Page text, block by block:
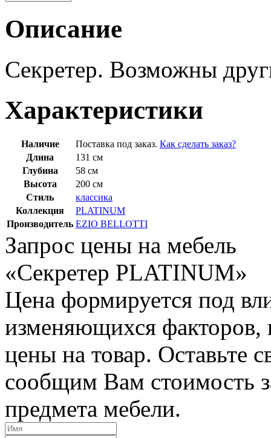
Описание
Секретер. Возможны
Характеристики
Наличие Поставка под заказ. Как сделать заказ?
Длина
131 см
Глубина
58 см
Высота
200 см
Стиль
классика
Коллекция
PLATINUM
Производитель EZIO BELLOTTI
Запрос цены на мебель
«Секретер PLATINUM»
Цена формируется под
изменяющихся факторов,
цены на товар. Оставьте
сообщим Вам стоимость
предмета мебели.